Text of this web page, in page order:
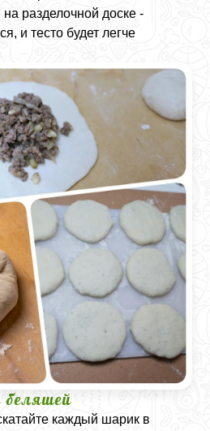
разделочной доске -
и тесто будет легче
каждый шарик в